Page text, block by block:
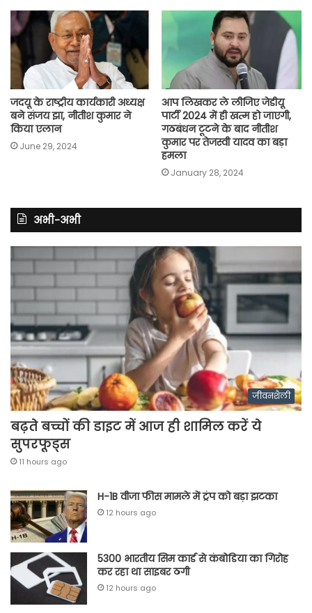
जदयू के राष्ट्रीय कार्यकारी अध्यक्ष
बने संजय झा, नीतीश कुमार ने
किया एलान
June 29, 2024
आप लिखकर ले लीजिए जेडीयू
पार्टी 2024 में ही खत्म हो जाएगी,
गठबंधन टूटने के बाद नीतीश
कुमार पर तेजस्वी यादव का बड़ा
हमला
January 28, 2024
अभी-अभी
जीवनशैली
बढ़ते बच्चों की डाइट में आज ही शामिल करें ये
सुपरफूड्स
11 hours ago
H-1B वीजा फीस मामले में ट्रंप को बड़ा झटका
12 hours ago
5300 भारतीय सिम कार्ड से कंबोडिया का गिरोह
कर रहा था साइबर ठगी
12 hours ago